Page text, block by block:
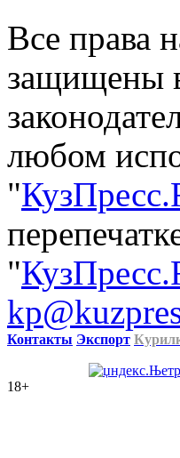
Все права
защищены
любом
"
"
Контакты Экспорт
18+